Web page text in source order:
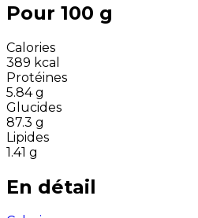
Pour 100 g
Calories
389 kcal
Protéines
5.84 g
Glucides
87.3 g
Lipides
1.41 g
En détail